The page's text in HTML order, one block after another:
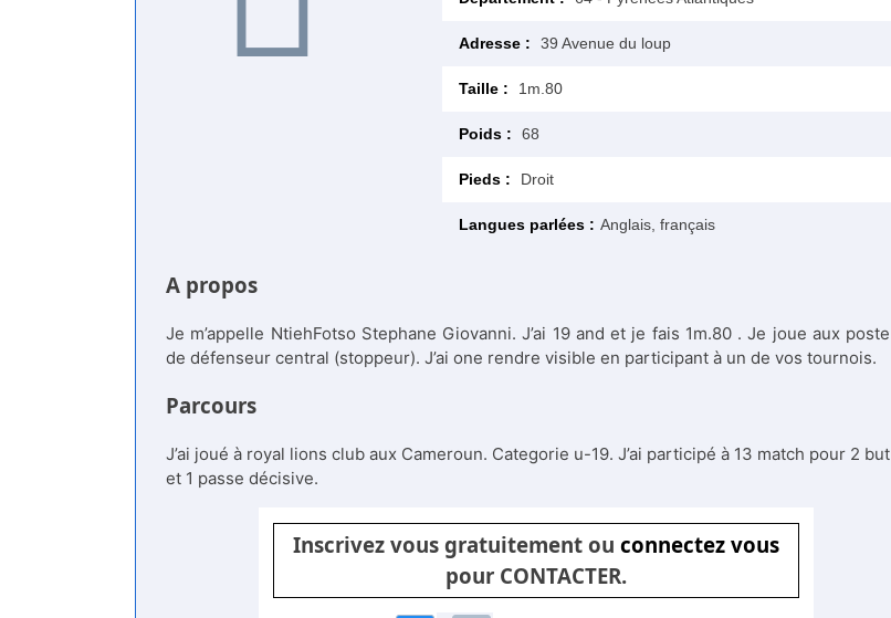
Adresse : 39 Avenue du loup
Taille : 1m.80
Poids : 68
Pieds : Droit
Langues parlées : Anglais, français
A propos
Je m’appelle NtiehFotso Stephane Giovanni. J’ai 19 and et je fais 1m.80 . Je joue aux poste
de défenseur central (stoppeur). J’ai one rendre visible en participant à un de vos tournois.
Parcours
J’ai joué à royal lions club aux Cameroun. Categorie u-19. J’ai participé à 13 match pour 2 but
et 1 passe décisive.
Inscrivez vous gratuitement ou connectez vous
pour CONTACTER.